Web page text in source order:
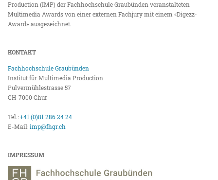
Production (IMP) der Fachhochschule Graubünden veranstalteten
Multimedia Awards von einer externen Fachjury mit einem «Digezz-
Award» ausgezeichnet.
KONTAKT
Fachhochschule Graubünden
Institut für Multimedia Production
Pulvermühlestrasse 57
CH-7000 Chur
Tel.:+41 (0)81 286 24 24
E-Mail:imp@fhgr.ch
IMPRESSUM